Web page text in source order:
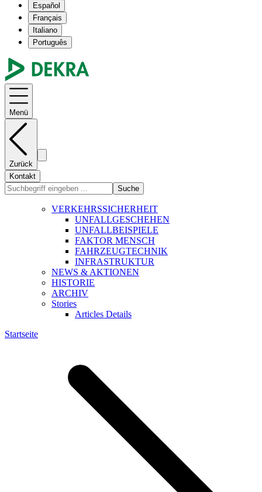
Español
Français
Italiano
Português
Menü
Zurück
Kontakt
Suche
VERKEHRSSICHERHEIT
UNFALLGESCHEHEN
UNFALLBEISPIELE
FAKTOR MENSCH
FAHRZEUGTECHNIK
INFRASTRUKTUR
NEWS & AKTIONEN
HISTORIE
ARCHIV
Stories
Articles Details
Startseite